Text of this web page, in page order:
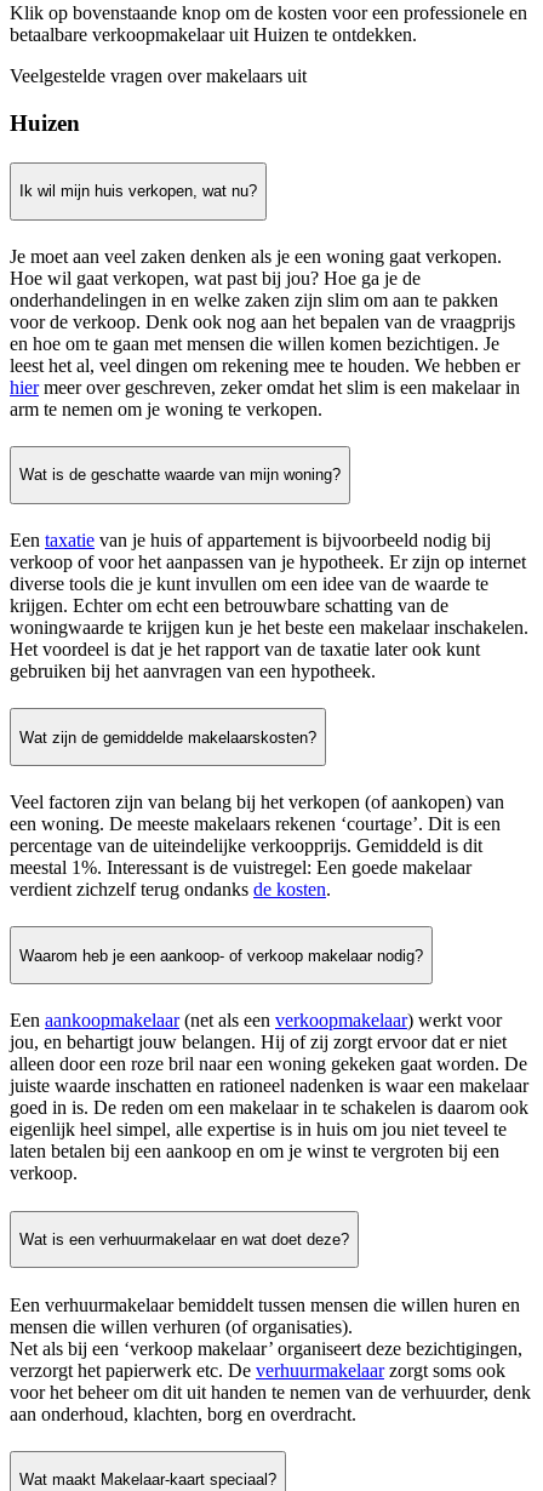
Klik op bovenstaande knop om de kosten voor een professionele en
betaalbare verkoopmakelaar uit Huizen te ontdekken.
Veelgestelde vragen over makelaars uit
Huizen
Ik wil mijn huis verkopen, wat nu?
Je moet aan veel zaken denken als je een woning gaat verkopen.
Hoe wil gaat verkopen, wat past bij jou? Hoe ga je de
onderhandelingen in en welke zaken zijn slim om aan te pakken
voor de verkoop. Denk ook nog aan het bepalen van de vraagprijs
en hoe om te gaan met mensen die willen komen bezichtigen. Je
leest het al, veel dingen om rekening mee te houden. We hebben er
hiermeer over geschreven, zeker omdat het slim is een makelaar in
arm te nemen om je woning te verkopen.
Wat is de geschatte waarde van mijn woning?
Een taxatie van je huis of appartement is bijvoorbeeld nodig bij
verkoop of voor het aanpassen van je hypotheek. Er zijn op internet
diverse tools die je kunt invullen om een idee van de waarde te
krijgen. Echter om echt een betrouwbare schatting van de
woningwaarde te krijgen kun je het beste een makelaar inschakelen.
Het voordeel is dat je het rapport van de taxatie later ook kunt
gebruiken bij het aanvragen van een hypotheek.
Wat zijn de gemiddelde makelaarskosten?
Veel factoren zijn van belang bij het verkopen (of aankopen) van
een woning. De meeste makelaars rekenen ‘courtage’. Dit is een
percentage van de uiteindelijke verkoopprijs. Gemiddeld is dit
meestal 1%. Interessant is de vuistregel: Een goede makelaar
verdient zichzelf terug ondanks de kosten.
Waarom heb je een aankoop- of verkoop makelaar nodig?
Een aankoopmakelaar(net als een verkoopmakelaar) werkt voor
jou, en behartigt jouw belangen. Hij of zij zorgt ervoor dat er niet
alleen door een roze bril naar een woning gekeken gaat worden. De
juiste waarde inschatten en rationeel nadenken is waar een makelaar
goed in is. De reden om een makelaar in te schakelen is daarom ook
eigenlijk heel simpel, alle expertise is in huis om jou niet teveel te
laten betalen bij een aankoop en om je winst te vergroten bij een
verkoop.
Wat is een verhuurmakelaar en wat doet deze?
Een verhuurmakelaar bemiddelt tussen mensen die willen huren en
mensen die willen verhuren (of organisaties).
Net als bij een ‘verkoop makelaar’ organiseert deze bezichtigingen,
verzorgt het papierwerk etc. De verhuurmakelaarzorgt soms ook
voor het beheer om dit uit handen te nemen van de verhuurder, denk
aan onderhoud, klachten, borg en overdracht.
Wat maakt Makelaar-kaart speciaal?